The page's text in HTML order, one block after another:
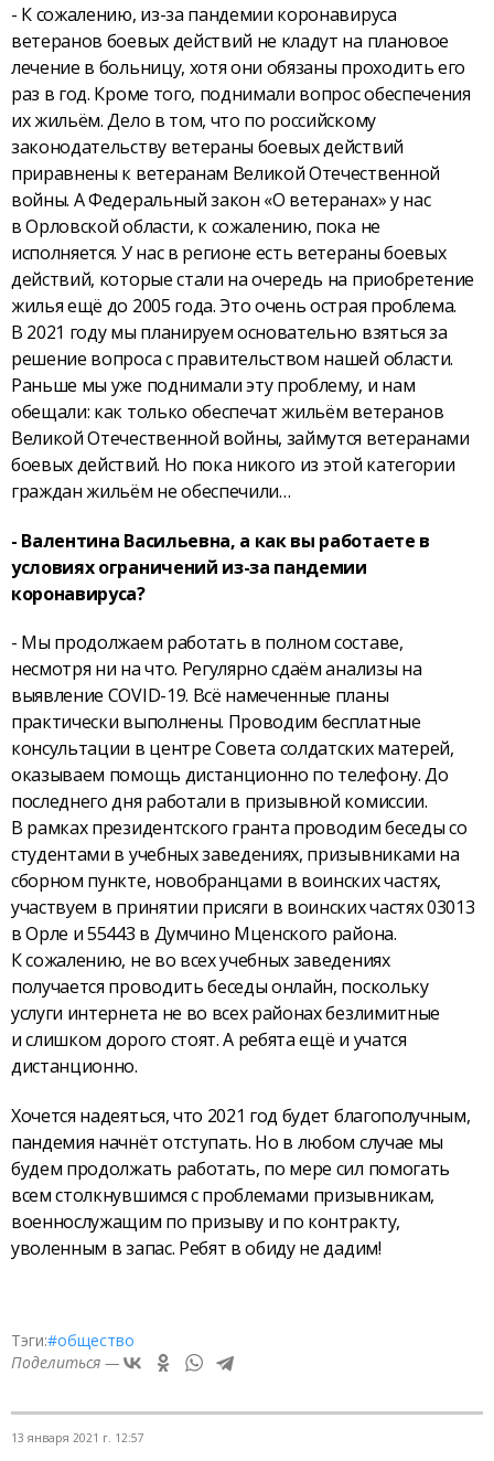
- К сожалению, из-за пандемии коронавируса
ветеранов боевых действий не кладут на плановое
лечение в больницу, хотя они обязаны проходить его
раз в год. Кроме того, поднимали вопрос обеспечения
их жильём. Дело в том, что по российскому
законодательству ветераны боевых действий
приравнены к ветеранам Великой Отечественной
войны. А Федеральный закон «О ветеранах» у нас
в Орловской области, к сожалению, пока не
исполняется. У нас в регионе есть ветераны боевых
действий, которые стали на очередь на приобретение
жилья ещё до 2005 года. Это очень острая проблема.
В 2021 году мы планируем основательно взяться за
решение вопроса с правительством нашей области.
Раньше мы уже поднимали эту проблему, и нам
обещали: как только обеспечат жильём ветеранов
Великой Отечественной войны, займутся ветеранами
боевых действий. Но пока никого из этой категории
граждан жильём не обеспечили…
- Валентина Васильевна, а как вы работаете в
условиях ограничений из-за пандемии
коронавируса?
- Мы продолжаем работать в полном составе,
несмотря ни на что. Регулярно сдаём анализы на
выявление COVID-19. Всё намеченные планы
практически выполнены. Проводим бесплатные
консультации в центре Совета солдатских матерей,
оказываем помощь дистанционно по телефону. До
последнего дня работали в призывной комиссии.
В рамках президентского гранта проводим беседы со
студентами в учебных заведениях, призывниками на
сборном пункте, новобранцами в воинских частях,
участвуем в принятии присяги в воинских частях 03013
в Орле и 55443 в Думчино Мценского района.
К сожалению, не во всех учебных заведениях
получается проводить беседы онлайн, поскольку
услуги интернета не во всех районах безлимитные
и слишком дорого стоят. А ребята ещё и учатся
дистанционно.
Хочется надеяться, что 2021 год будет благополучным,
пандемия начнёт отступать. Но в любом случае мы
будем продолжать работать, по мере сил помогать
всем столкнувшимся с проблемами призывникам,
военнослужащим по призыву и по контракту,
уволенным в запас. Ребят в обиду не дадим!
Тэги:#общество
Поделиться —
13 января 2021 г. 12:57